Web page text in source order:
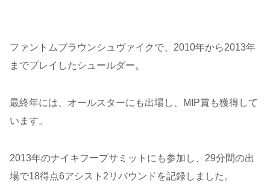
ファントムブラウンシュヴァイクで、2010年から2013年
までプレイしたシュールダー。
最終年には、オールスターにも出場し、MIP賞も獲得して
います。
2013年のナイキフープサミットにも参加し、29分間の出
場で18得点6アシスト2リバウンドを記録しました。